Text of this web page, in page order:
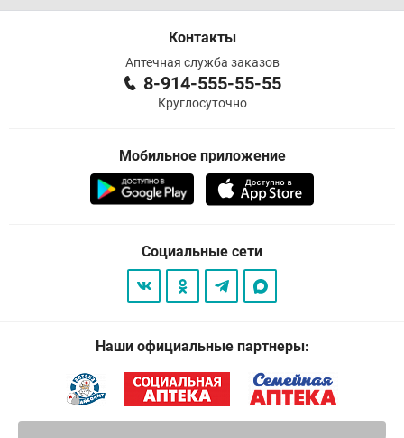
Контакты
Аптечная служба заказов
8-914-555-55-55
Круглосуточно
Мобильное приложение
Социальные сети
Наши официальные партнеры: